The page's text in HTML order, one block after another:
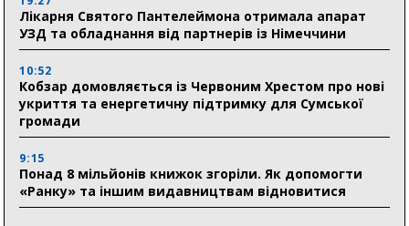
Лікарня Святого Пантелеймона отримала апарат
УЗД та обладнання від партнерів із Німеччини
10:52
Кобзар домовляється із Червоним Хрестом про нові
укриття та енергетичну підтримку для Сумської
громади
9:15
Понад 8 мільйонів книжок згоріли. Як допомогти
«Ранку» та іншим видавництвам відновитися